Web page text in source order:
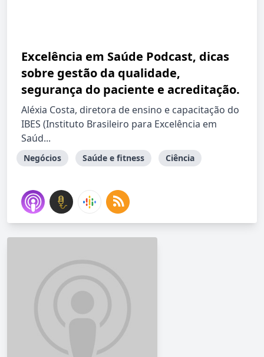
Excelência em Saúde Podcast, dicas
sobre gestão da qualidade,
segurança do paciente e acreditação.
Aléxia Costa, diretora de ensino e capacitação do
IBES (Instituto Brasileiro para Excelência em
Saúd...
Negócios Saúde e fitness Ciência